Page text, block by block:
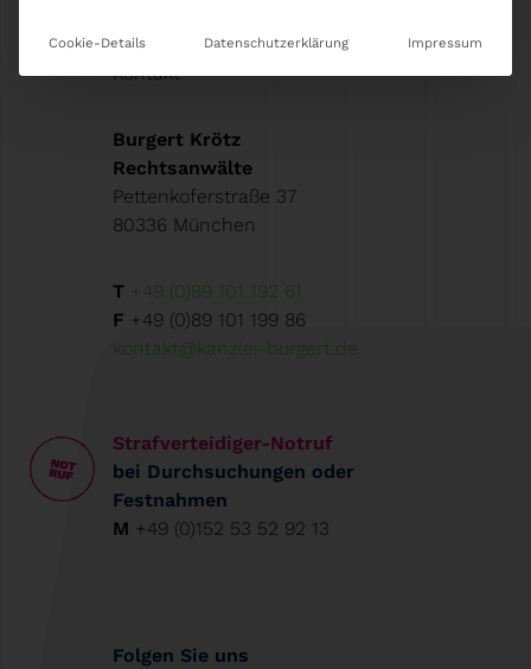
Karriere
Kontakt
Burgert Krötz
Rechtsanwälte
Pettenkoferstraße 37
80336 München
T +49 (0)89 101 192 61
F +49 (0)89 101 199 86
kontakt@kanzlei-burgert.de
Strafverteidiger-Notruf
bei Durchsuchungen oder
Festnahmen
M +49 (0)152 53 52 92 13
Folgen Sie uns
Cookie-Details Datenschutzerklärung Impressum